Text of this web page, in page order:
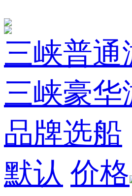
三峡普通
三峡豪华
品牌选船
默认 价格